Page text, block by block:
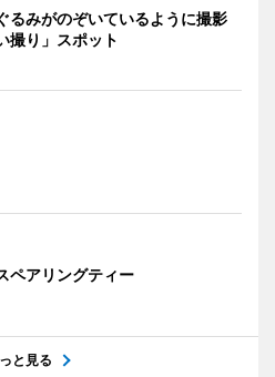
るみがのぞいているように撮影
撮り」スポット
ペアリングティー
と見る